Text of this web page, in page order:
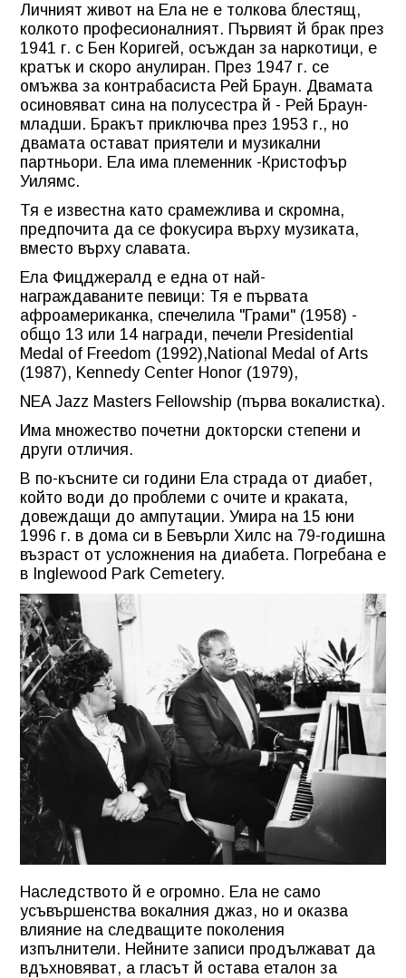
Личният живот на Ела не е толкова блестящ,
колкото професионалният. Първият й брак през
1941 г. с Бен Коригей, осъждан за наркотици, е
кратък и скоро анулиран. През 1947 г. се
омъжва за контрабасиста Рей Браун. Двамата
осиновяват сина на полусестра й - Рей Браун-
младши. Бракът приключва през 1953 г., но
двамата остават приятели и музикални
партньори. Ела има племенник -Кристофър
Уилямс.
Тя е известна като срамежлива и скромна,
предпочита да се фокусира върху музиката,
вместо върху славата.
Ела Фицджералд е една от най-
награждаваните певици: Тя е първата
афроамериканка, спечелила "Грами" (1958) -
общо 13 или 14 награди, печели Presidential
Medal of Freedom (1992),National Medal of Arts
(1987), Kennedy Center Honor (1979),
NEA Jazz Masters Fellowship (първа вокалистка).
Има множество почетни докторски степени и
други отличия.
В по-късните си години Ела страда от диабет,
който води до проблеми с очите и краката,
довеждащи до ампутации. Умира на 15 юни
1996 г. в дома си в Бевърли Хилс на 79-годишна
възраст от усложнения на диабета. Погребана е
в Inglewood Park Cemetery.
Наследството й е огромно. Ела не само
усъвършенства вокалния джаз, но и оказва
влияние на следващите поколения
изпълнители. Нейните записи продължават да
вдъхновяват, а гласът й остава еталон за